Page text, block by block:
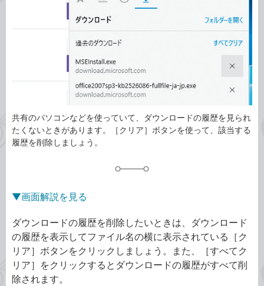
共有のパソコンなどを使っていて、ダウンロードの履歴を見られ
たくないときがあります。［クリア］ボタンを使って、該当する
履歴を削除しましょう。
▼画面解説を見る
ダウンロードの履歴を削除したいときは、ダウンロード
の履歴を表示してファイル名の横に表示されている［ク
リア］ボタンをクリックしましょう。また、［すべてク
リア］をクリックするとダウンロードの履歴がすべて削
除されます。